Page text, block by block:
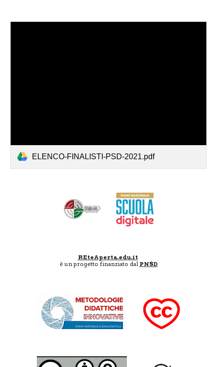
ELENCO-FINALISTI-PSD-2021.pdf
REteAperta.edu.it
è un progetto finanziato dal PNSD